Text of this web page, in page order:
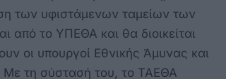
των υφιστάμενων ταμείων των
από το ΥΠΕΘΑ και θα διοικείται
οι υπουργοί Εθνικής Άμυνας και
τη σύστασή του, το ΤΑΕΘΑ